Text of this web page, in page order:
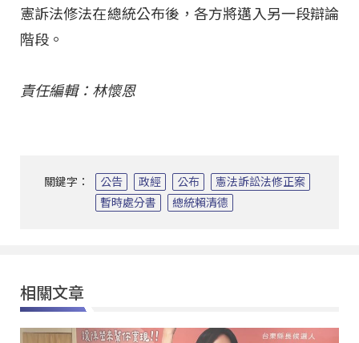
憲訴法修法在總統公布後，各方將邁入另一段辯論
階段。
責任編輯：林懷恩
關鍵字： 公告 政經 公布
憲法訴訟法修正案
暫時處分書
總統賴清德
相關文章